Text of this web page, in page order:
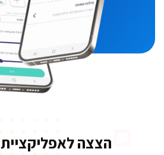
הצצה לאפליקציית Willing